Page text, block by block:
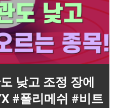
낮고 조정 장에
#폴리메쉬 #비트